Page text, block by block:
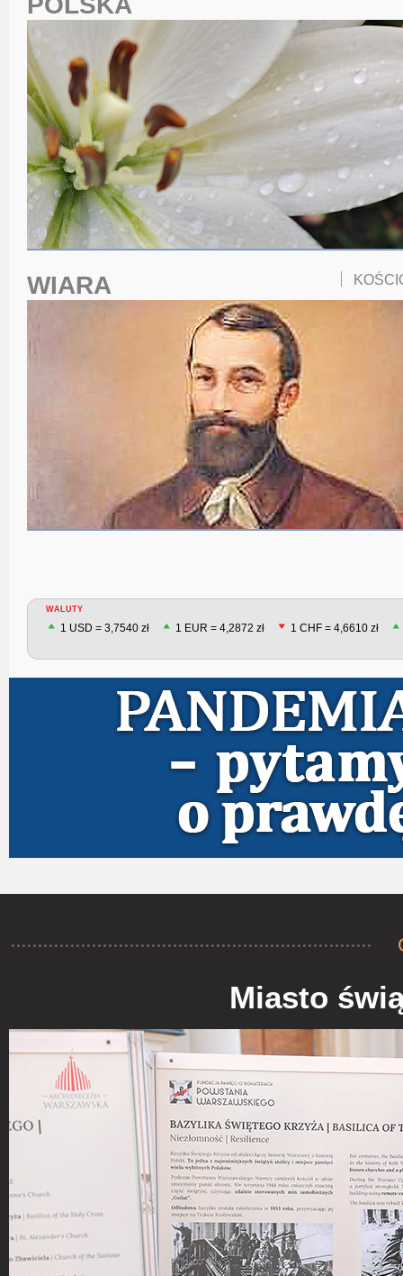
WIARA
WALUTY
1 USD = 3,7540 zł 1 EUR = 4,2872 zł 1 CHF = 4,6610 zł
Miasto